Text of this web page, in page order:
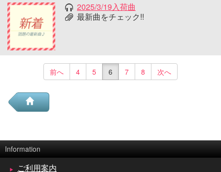
2025/3/19入荷曲
最新曲をチェック!!
前へ 4 5 6 7 8 次へ
Information
ご利用案内